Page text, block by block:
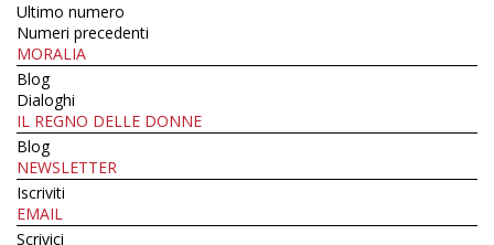
Ultimo numero
Numeri precedenti
MORALIA
Blog
Dialoghi
IL REGNO DELLE DONNE
Blog
NEWSLETTER
Iscriviti
EMAIL
Scrivici